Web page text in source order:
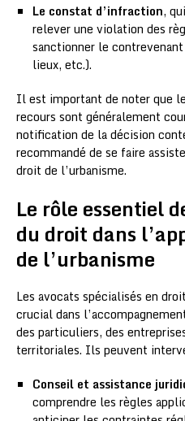
Le constat d’infraction,
relever une violation des
sanctionner le
lieux, etc.).
Il est important de noter que
recours sont généralement
notification de la décision
recommandé de se faire
droit de l’urbanisme.
Le rôle essentiel
du droit dans
de l’urbanisme
Les avocats spécialisés en
crucial dans
des particuliers, des
territoriales. Ils peuvent
Conseil et assistance
comprendre les règles